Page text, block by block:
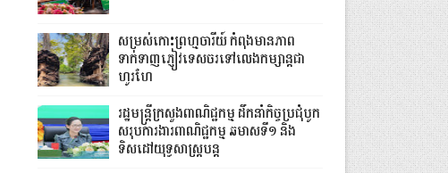
សម្រស់កោះព្រហ្មចារីយ៍ កំពុងមានភាព
ទាក់ទាញភ្ញៀវទេសចរទៅលេងកម្សាន្តជា
ហូរហែ
រដ្ឋមន្ត្រីក្រសួងពាណិជ្ជកម្ម ដឹកនាំកិច្ចប្រជុំបូក
សរុបការងារពាណិជ្ជកម្ម ឆមាសទី១ និង
ទិសដៅយុទ្ធសាស្រ្តបន្ត